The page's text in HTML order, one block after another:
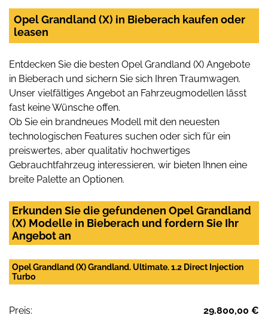
Opel Grandland (X) in Bieberach kaufen oder
leasen
Entdecken Sie die besten Opel Grandland (X) Angebote
in Bieberach und sichern Sie sich Ihren Traumwagen.
Unser vielfältiges Angebot an Fahrzeugmodellen lässt
fast keine Wünsche offen.
Ob Sie ein brandneues Modell mit den neuesten
technologischen Features suchen oder sich für ein
preiswertes, aber qualitativ hochwertiges
Gebrauchtfahrzeug interessieren, wir bieten Ihnen eine
breite Palette an Optionen.
Erkunden Sie die gefundenen Opel Grandland
(X) Modelle in Bieberach und fordern Sie Ihr
Angebot an
Opel Grandland (X) Grandland. Ultimate. 1.2 Direct Injection
Turbo
Preis:
29.800,00 €